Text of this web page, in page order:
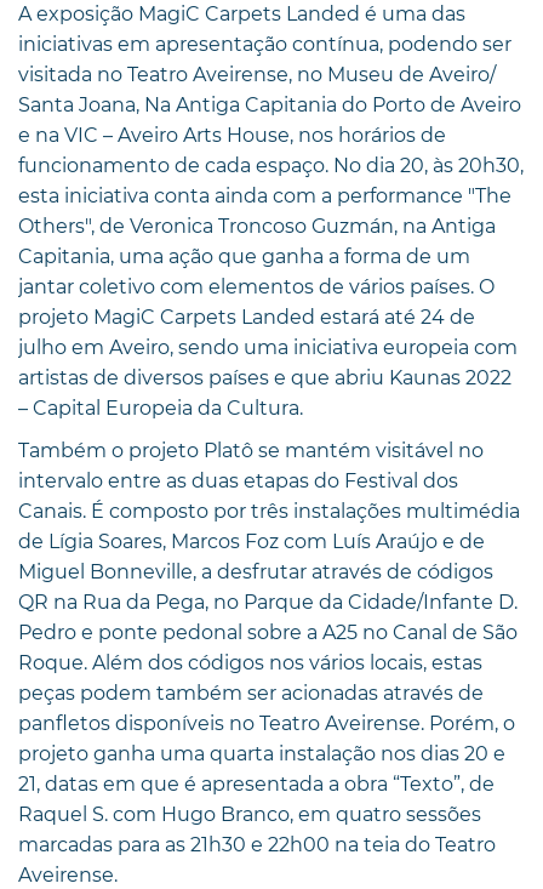
A exposição MagiC Carpets Landed é uma das
iniciativas em apresentação contínua, podendo ser
visitada no Teatro Aveirense, no Museu de Aveiro/
Santa Joana, Na Antiga Capitania do Porto de Aveiro
e na VIC – Aveiro Arts House, nos horários de
funcionamento de cada espaço. No dia 20, às 20h30,
esta iniciativa conta ainda com a performance "The
Others", de Veronica Troncoso Guzmán, na Antiga
Capitania, uma ação que ganha a forma de um
jantar coletivo com elementos de vários países. O
projeto MagiC Carpets Landed estará até 24 de
julho em Aveiro, sendo uma iniciativa europeia com
artistas de diversos países e que abriu Kaunas 2022
– Capital Europeia da Cultura.
Também o projeto Platô se mantém visitável no
intervalo entre as duas etapas do Festival dos
Canais. É composto por três instalações multimédia
de Lígia Soares, Marcos Foz com Luís Araújo e de
Miguel Bonneville, a desfrutar através de códigos
QR na Rua da Pega, no Parque da Cidade/Infante D.
Pedro e ponte pedonal sobre a A25 no Canal de São
Roque. Além dos códigos nos vários locais, estas
peças podem também ser acionadas através de
panfletos disponíveis no Teatro Aveirense. Porém, o
projeto ganha uma quarta instalação nos dias 20 e
21, datas em que é apresentada a obra “Texto”, de
Raquel S. com Hugo Branco, em quatro sessões
marcadas para as 21h30 e 22h00 na teia do Teatro
Aveirense.